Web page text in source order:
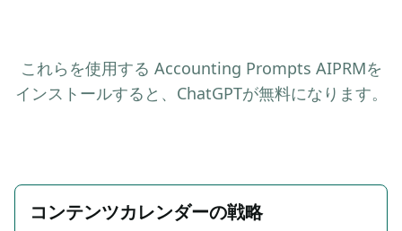
これらを使用する Accounting Prompts AIPRMを
インストールすると、ChatGPTが無料になります。
コンテンツカレンダーの戦略